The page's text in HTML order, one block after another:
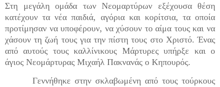
Στη μεγάλη ομάδα των Νεομαρτύρων εξέχουσα θέση
κατέχουν τα νέα παιδιά, αγόρια και κορίτσια, τα οποία
προτίμησαν να υποφέρουν, να χύσουν το αίμα τους και να
χάσουν τη ζωή τους για την πίστη τους στο Χριστό. Ένας
από αυτούς τους καλλίνικους Μάρτυρες υπήρξε και ο
άγιος Νεομάρτυρας Μιχαήλ Πακνανάς ο Κηπουρός.
Γεννήθηκε στην σκλαβωμένη από τους τούρκους